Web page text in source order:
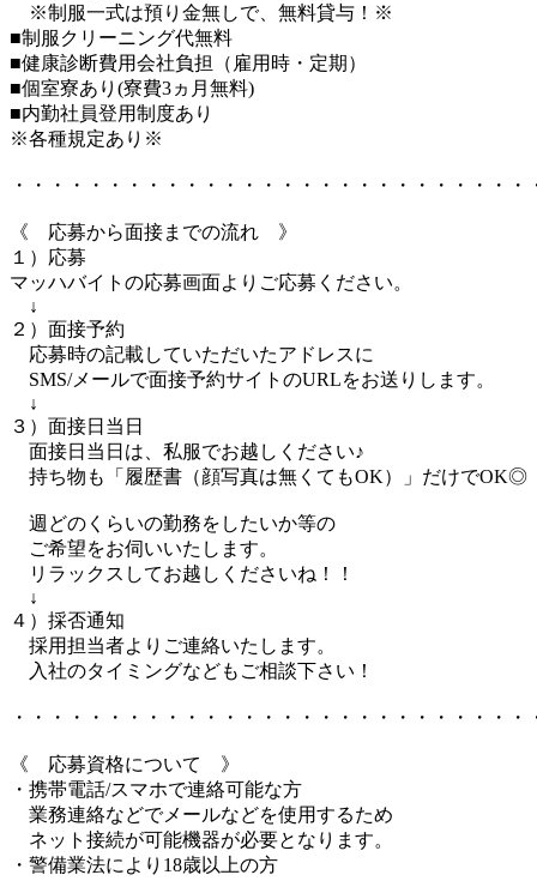
※制服一式は預り金無しで、無料貸与！※
■制服クリーニング代無料
■健康診断費用会社負担（雇用時・定期）
■個室寮あり(寮費3ヵ月無料)
■内勤社員登用制度あり
※各種規定あり※
・・・・・・・・・・・・・・・・・・・・・・・・・・・
《 応募から面接までの流れ 》
１）応募
マッハバイトの応募画面よりご応募ください。
↓
２）面接予約
応募時の記載していただいたアドレスに
SMS/メールで面接予約サイトのURLをお送りします。
↓
３）面接日当日
面接日当日は、私服でお越しください♪
持ち物も「履歴書（顔写真は無くてもOK）」だけでOK◎
週どのくらいの勤務をしたいか等の
ご希望をお伺いいたします。
リラックスしてお越しくださいね！！
↓
４）採否通知
採用担当者よりご連絡いたします。
入社のタイミングなどもご相談下さい！
・・・・・・・・・・・・・・・・・・・・・・・・・・・
《 応募資格について 》
・携帯電話/スマホで連絡可能な方
業務連絡などでメールなどを使用するため
ネット接続が可能機器が必要となります。
・警備業法により18歳以上の方